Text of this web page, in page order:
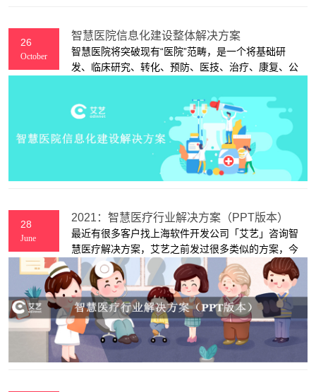
26
October
智慧医院信息化建设整体解决方案
智慧医院将突破现有“医院”范畴，是一个将基础研
发、临床研究、转化、预防、医技、治疗、康复、公
28
June
2021：智慧医疗行业解决方案（PPT版本）
最近有很多客户找上海软件开发公司「艾艺」咨询智
慧医疗解决方案，艾艺之前发过很多类似的方案，今
天再分享一套，仅供参考。